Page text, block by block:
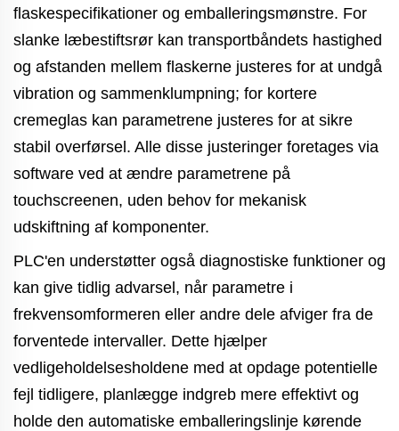
flaskespecifikationer og emballeringsmønstre. For
slanke læbestiftsrør kan transportbåndets hastighed
og afstanden mellem flaskerne justeres for at undgå
vibration og sammenklumpning; for kortere
cremeglas kan parametrene justeres for at sikre
stabil overførsel. Alle disse justeringer foretages via
software ved at ændre parametrene på
touchscreenen, uden behov for mekanisk
udskiftning af komponenter.
PLC'en understøtter også diagnostiske funktioner og
kan give tidlig advarsel, når parametre i
frekvensomformeren eller andre dele afviger fra de
forventede intervaller. Dette hjælper
vedligeholdelsesholdene med at opdage potentielle
fejl tidligere, planlægge indgreb mere effektivt og
holde den automatiske emballeringslinje kørende